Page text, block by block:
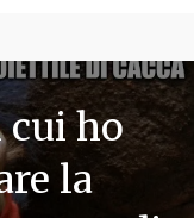
ho
la